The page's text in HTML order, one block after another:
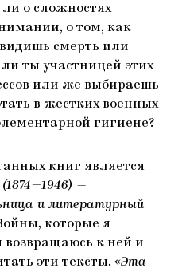
о сложностях
о том, как
смерть или
ты участницей этих
или же выбираешь
в жестких военных
гигиене?
книг является
(1874—1946) —
и литературный
которые я
к ней и
эти тексты. «Эта